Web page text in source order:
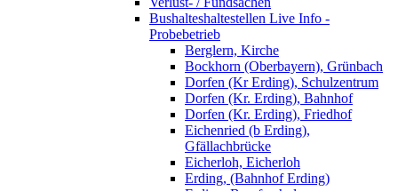
Bushalteshaltestellen Live Info -
Probebetrieb
Berglern, Kirche
Bockhorn (Oberbayern), Grünbach
Dorfen (Kr Erding), Schulzentrum
Dorfen (Kr. Erding), Bahnhof
Dorfen (Kr. Erding), Friedhof
Eichenried (b Erding),
Gfällachbrücke
Eicherloh, Eicherloh
Erding, (Bahnhof Erding)